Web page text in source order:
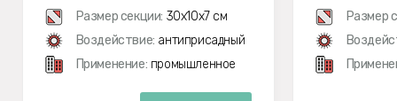
Размер секции: 30х10х7 см
Воздействие: антиприсадный
Применение: промышленное
Размер